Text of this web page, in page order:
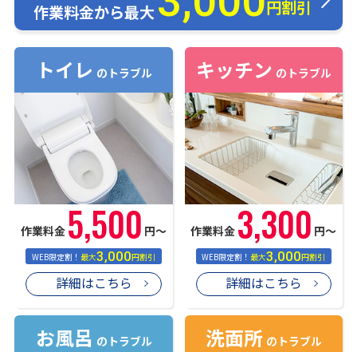
作業料金から最大 円割引
トイレ のトラブル
作業料金 5,500 円〜
WEB限定割！最大3,000円割引
詳細はこちら
キッチン のトラブル
作業料金 3,300 円〜
WEB限定割！最大3,000円割引
詳細はこちら
お風呂 のトラブル 洗面所 のトラブル